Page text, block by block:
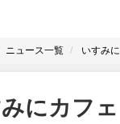
ニュース一覧 いすみ
にカフ